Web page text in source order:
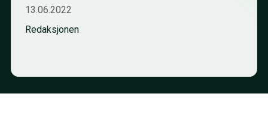
13.06.2022
Redaksjonen